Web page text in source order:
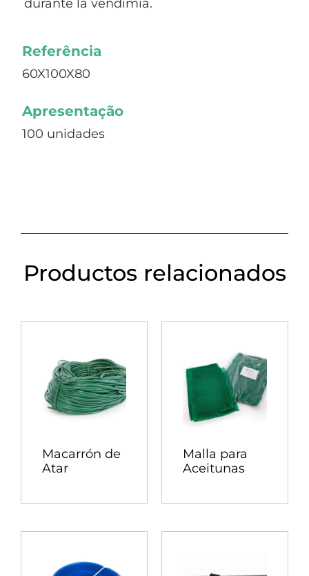
durante la vendimia.
Referência
60X100X80
Apresentação
100 unidades
Productos relacionados
Macarrón de
Atar
Malla para
Aceitunas